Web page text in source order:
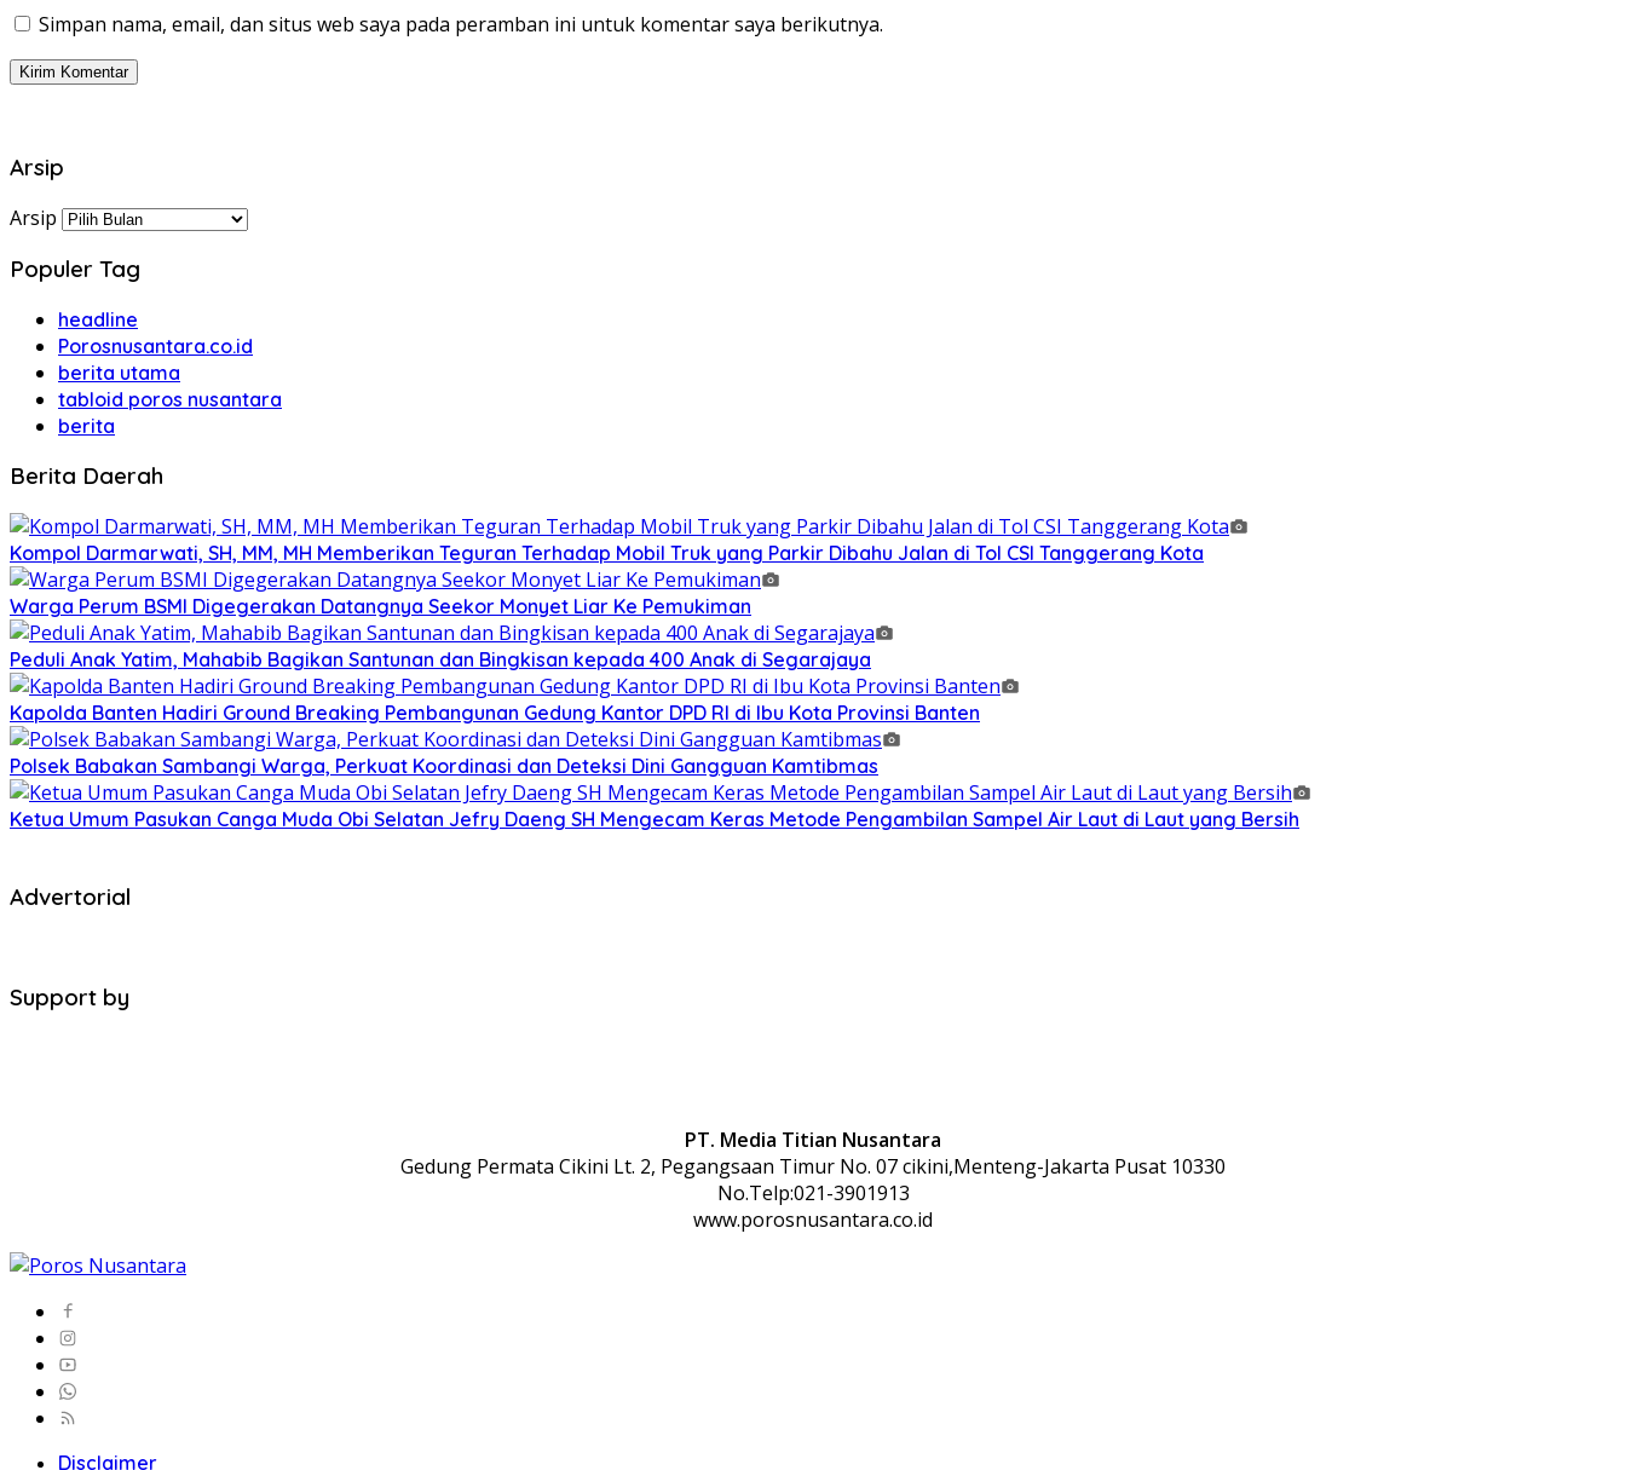
Simpan nama, email, dan situs web saya pada peramban ini untuk komentar saya berikutnya.
Arsip
Arsip
Populer Tag
headline
Porosnusantara.co.id
berita utama
tabloid poros nusantara
berita
Berita Daerah
Kompol Darmarwati, SH, MM, MH Memberikan Teguran Terhadap Mobil Truk yang Parkir Dibahu Jalan di Tol CSI Tanggerang Kota
Warga Perum BSMI Digegerakan Datangnya Seekor Monyet Liar Ke Pemukiman
Peduli Anak Yatim, Mahabib Bagikan Santunan dan Bingkisan kepada 400 Anak di Segarajaya
Kapolda Banten Hadiri Ground Breaking Pembangunan Gedung Kantor DPD RI di Ibu Kota Provinsi Banten
Polsek Babakan Sambangi Warga, Perkuat Koordinasi dan Deteksi Dini Gangguan Kamtibmas
Ketua Umum Pasukan Canga Muda Obi Selatan Jefry Daeng SH Mengecam Keras Metode Pengambilan Sampel Air Laut di Laut yang Bersih
Advertorial
Support by
PT. Media Titian Nusantara
Gedung Permata Cikini Lt. 2, Pegangsaan Timur No. 07 cikini,Menteng-Jakarta Pusat 10330
No.Telp:021-3901913
www.porosnusantara.co.id
Disclaimer